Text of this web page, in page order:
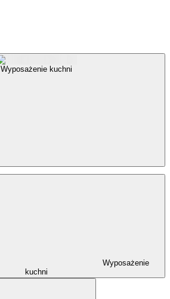
Wyposażenie kuchni
Wyposażenie
kuchni